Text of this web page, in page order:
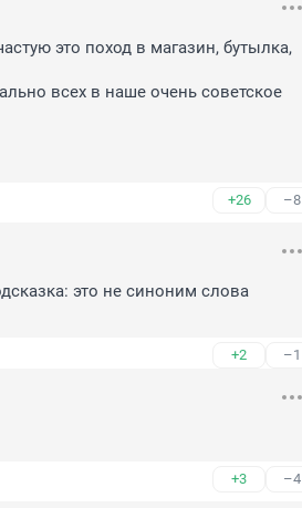
это поход в магазин, бутылка,
всех в наше очень советское
+26 –8
это не синоним слова
+2 –1
+3 –4